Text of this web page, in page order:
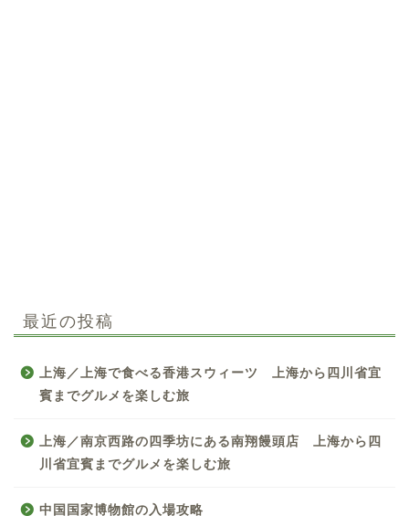
最近の投稿
上海／上海で食べる香港スウィーツ 上海から四川省宜
賓までグルメを楽しむ旅
上海／南京西路の四季坊にある南翔饅頭店 上海から四
川省宜賓までグルメを楽しむ旅
中国国家博物館の入場攻略